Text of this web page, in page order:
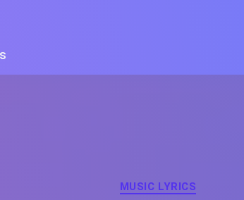
Categories
MUSIC LYRICS